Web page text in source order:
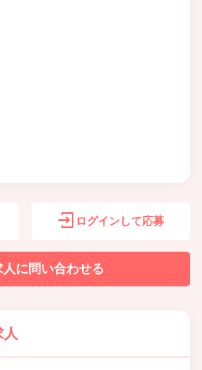
ログインして応募
人に問い合わせる